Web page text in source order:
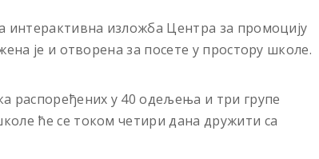
интерактивна изложба Центра за промоцију
је и отворена за посете у простору школе.
распоређених у 40 одељења и три групе
ће се током четири дана дружити са